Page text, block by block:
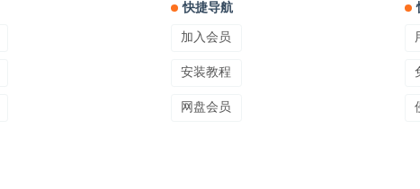
快捷导航
加入会员
安装教程
网盘会员